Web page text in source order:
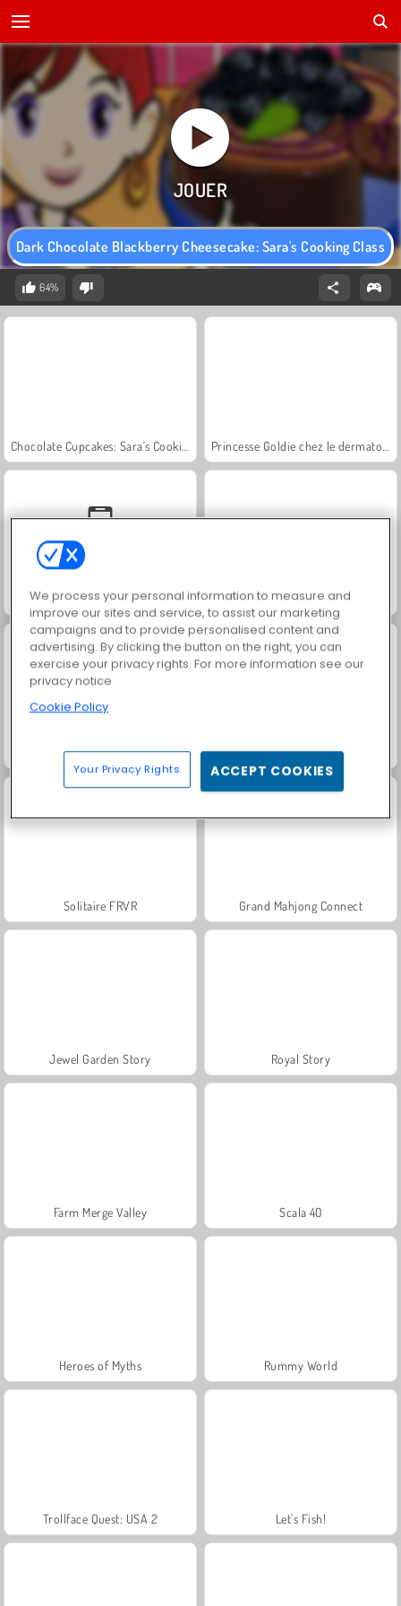
Dark Chocolate Blackberry Cheesecake: Sara's Cooking Class
64%
Solitaire Social Juice Merge
Family Relics
Solitaire FRVR Grand Mahjong Connect
Jewel Garden Story Royal Story
Farm Merge Valley Scala 40
Heroes of Myths Rummy World
Trollface Quest: USA 2 Let's Fish!
We process your personal information to measure and
improve our sites and service, to assist our marketing
campaigns and to provide personalised content and
advertising. By clicking the button on the right, you can
exercise your privacy rights. For more information see our
privacy notice
Cookie Policy
Your Privacy Rights ACCEPT COOKIES